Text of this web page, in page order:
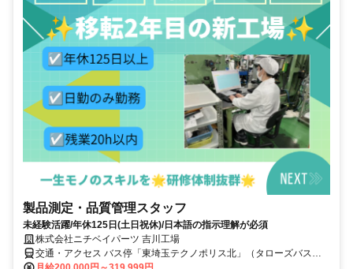
製品測定・品質管理スタッフ
未経験活躍/年休125日(土日祝休)/日本語の指示理解が必須
株式会社ニチベイパーツ 吉川工場
交通・アクセス バス停「東埼玉テクノポリス北」（タローズバス）